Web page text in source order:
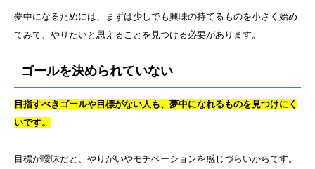
夢中になるためには、まずは少しでも興味の持てるものを小さく始め
てみて、やりたいと思えることを見つける必要があります。
ゴールを決められていない
目指すべきゴールや目標がない人も、夢中になれるものを見つけにく
いです。
目標が曖昧だと、やりがいやモチベーションを感じづらいからです。